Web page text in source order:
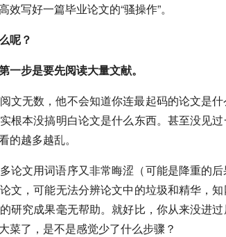
写好一篇毕业论文的“骚操作”。
呢？
一步是要先阅读大量文献。
文无数，他不会知道你连最起码的论文是
根本没搞明白论文是什么东西。甚至没见
的越多越乱。
论文用词语序又非常晦涩（可能是降重的
文，可能无法分辨论文中的垃圾和精华，
研究成果毫无帮助。就好比，你从来没进
菜了，是不是感觉少了什么步骤？